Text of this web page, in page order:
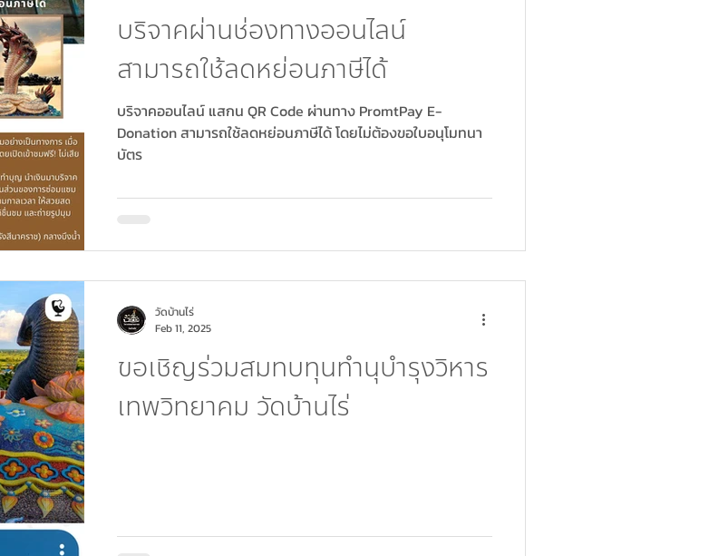
บริจาคผ่านช่องทางออนไลน์
สามารถใช้ลดหย่อนภาษีได้
บริจาคออนไลน์ แสกน QR Code ผ่านทาง PromtPay E-
Donation สามารถใช้ลดหย่อนภาษีได้ โดยไม่ต้องขอใบอนุโมทนา
บัตร
ขอเชิญร่วมสมทบทุนทำนุบำรุงวิหาร
เทพวิทยาคม วัดบ้านไร่
วัดบ้านไร่
Feb 11, 2025